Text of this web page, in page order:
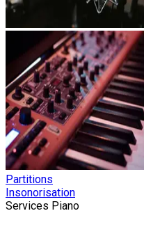
Partitions
Insonorisation
Services Piano